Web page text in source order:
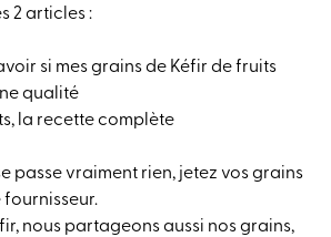
2 articles :
si mes grains de Kéfir de fruits
qualité
la recette complète
passe vraiment rien, jetez vos grains
nous partageons aussi nos grains,